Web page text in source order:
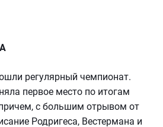
регулярный чемпионат.
первое место по итогам
причем, с большим отрывом от
Родригеса, Вестермана и